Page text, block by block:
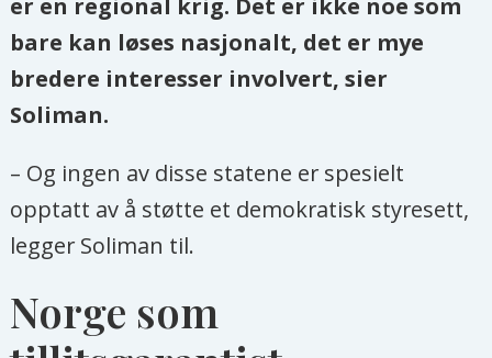
bare kan løses nasjonalt, det er mye
bredere interesser involvert, sier
Soliman.
– Og ingen av disse statene er spesielt
opptatt av å støtte et demokratisk styresett,
legger Soliman til.
Norge som